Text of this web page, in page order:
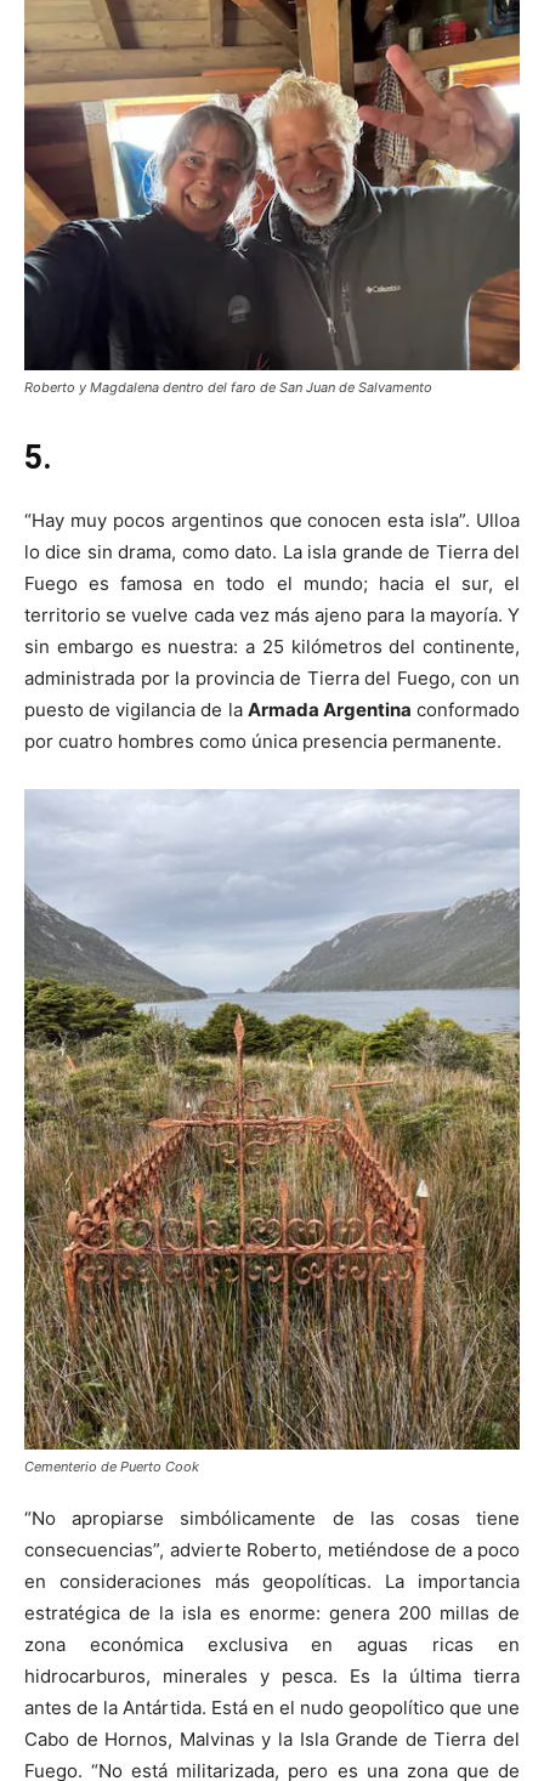
Roberto y Magdalena dentro del faro de San Juan de Salvamento
5.
“Hay muy pocos argentinos que conocen esta isla”. Ulloa
lo dice sin drama, como dato. La isla grande de Tierra del
Fuego es famosa en todo el mundo; hacia el sur, el
territorio se vuelve cada vez más ajeno para la mayoría. Y
sin embargo es nuestra: a 25 kilómetros del continente,
administrada por la provincia de Tierra del Fuego, con un
puesto de vigilancia de la Armada Argentina conformado
por cuatro hombres como única presencia permanente.
Cementerio de Puerto Cook
“No apropiarse simbólicamente de las cosas tiene
consecuencias”, advierte Roberto, metiéndose de a poco
en consideraciones más geopolíticas. La importancia
estratégica de la isla es enorme: genera 200 millas de
zona económica exclusiva en aguas ricas en
hidrocarburos, minerales y pesca. Es la última tierra
antes de la Antártida. Está en el nudo geopolítico que une
Cabo de Hornos, Malvinas y la Isla Grande de Tierra del
Fuego. “No está militarizada, pero es una zona que de